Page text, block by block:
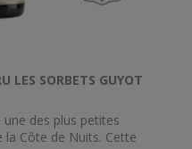
LES SORBETS GUYOT
des plus petites
la Côte de Nuits. Cette